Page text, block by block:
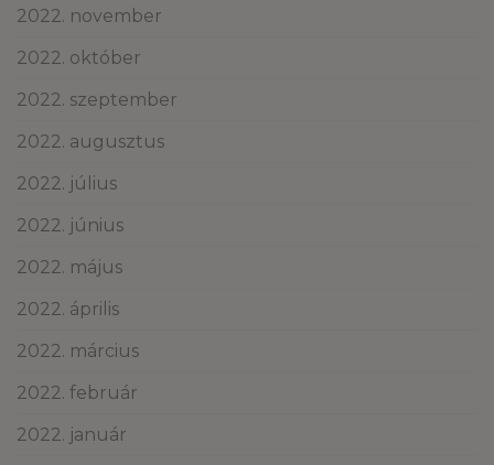
2022. november
2022. október
2022. szeptember
2022. augusztus
2022. július
2022. június
2022. május
2022. április
2022. március
2022. február
2022. január